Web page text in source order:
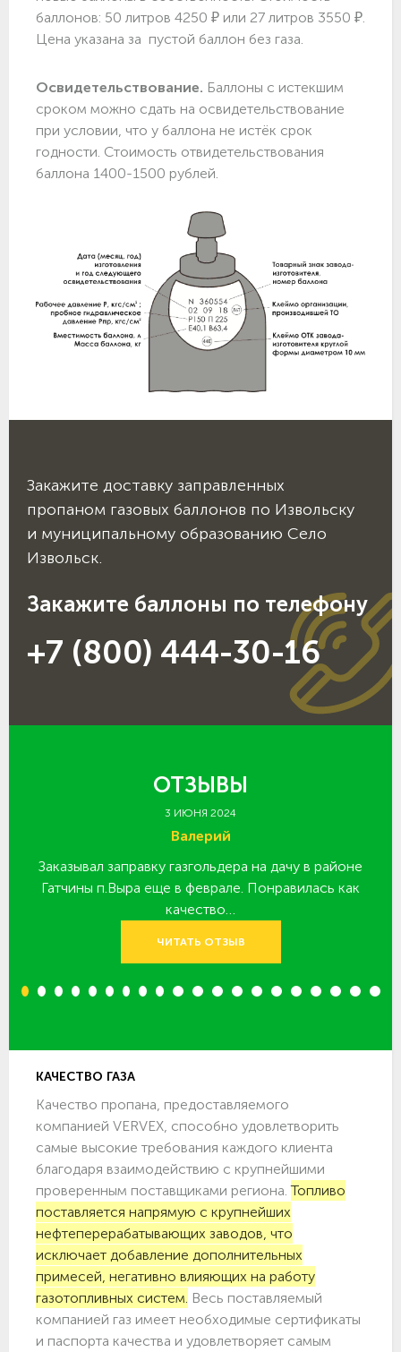
баллонов: 50 литров 4250 ₽ или 27 литров 3550 ₽.
Цена указана за пустой баллон без газа.
Освидетельствование. Баллоны с истекшим
сроком можно сдать на освидетельствование
при условии, что у баллона не истёк срок
годности. Стоимость отвидетельствования
баллона 1400-1500 рублей.
Закажите доставку заправленных
пропаном газовых баллонов по Извольску
и муниципальному образованию Село
Извольск.
Закажите баллоны по телефону
+7 (800) 444-30-16
ОТЗЫВЫ
3 ИЮНЯ 2024
Валерий
Заказывал заправку газгольдера на дачу в районе
Гатчины п.Выра еще в феврале. Понравилась как
качество…
ЧИТАТЬ ОТЗЫВ
1 2 3 4 5 6 7 8 9 10 11 12 13 14 15 16 17 18 19 20
КАЧЕСТВО ГАЗА
Качество пропана, предоставляемого
компанией VERVEX, способно удовлетворить
самые высокие требования каждого клиента
благодаря взаимодействию с крупнейшими
проверенным поставщиками региона.Топливо
поставляется напрямую с крупнейших
нефтеперерабатывающих заводов, что
исключает добавление дополнительных
примесей, негативно влияющих на работу
газотопливных систем. Весь поставляемый
компанией газ имеет необходимые сертификаты
и паспорта качества и удовлетворяет самым